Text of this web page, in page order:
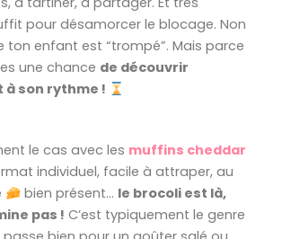
pour désamorcer le blocage. Non
ton enfant est “trompé”. Mais parce
une chance de découvrir
son rythme !
le cas avec les muffins cheddar
individuel, facile à attraper, au
bien présent… le brocoli est là,
pas ! C’est typiquement le genre